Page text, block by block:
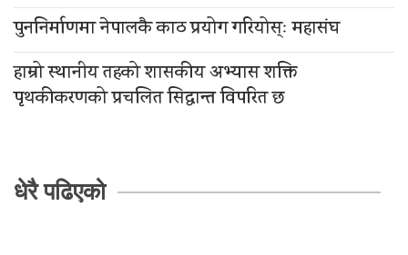
पुननिर्माणमा नेपालकै काठ प्रयोग गरियोस्ः महासंघ
हाम्रो स्थानीय तहको शासकीय अभ्यास शक्ति
पृथकीकरणको प्रचलित सिद्धान्त विपरित छ
धेरै पढिएको